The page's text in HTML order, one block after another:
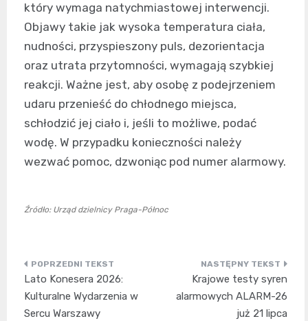
który wymaga natychmiastowej interwencji.
Objawy takie jak wysoka temperatura ciała,
nudności, przyspieszony puls, dezorientacja
oraz utrata przytomności, wymagają szybkiej
reakcji. Ważne jest, aby osobę z podejrzeniem
udaru przenieść do chłodnego miejsca,
schłodzić jej ciało i, jeśli to możliwe, podać
wodę. W przypadku konieczności należy
wezwać pomoc, dzwoniąc pod numer alarmowy.
Źródło: Urząd dzielnicy Praga-Północ
Nawigacja
wpisu
Lato Konesera 2026:
Kulturalne Wydarzenia w
Sercu Warszawy
Krajowe testy syren
alarmowych ALARM-26
już 21 lipca